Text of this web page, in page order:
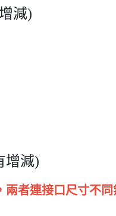
減)
增減)
者連接口尺寸不同